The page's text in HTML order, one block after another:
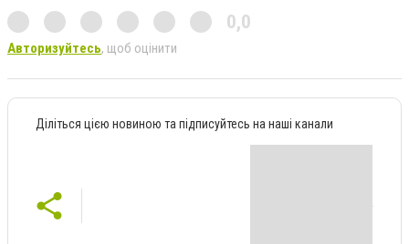
0,0
Авторизуйтесь, щоб оцінити
Діліться цією новиною та підписуйтесь на наші канали